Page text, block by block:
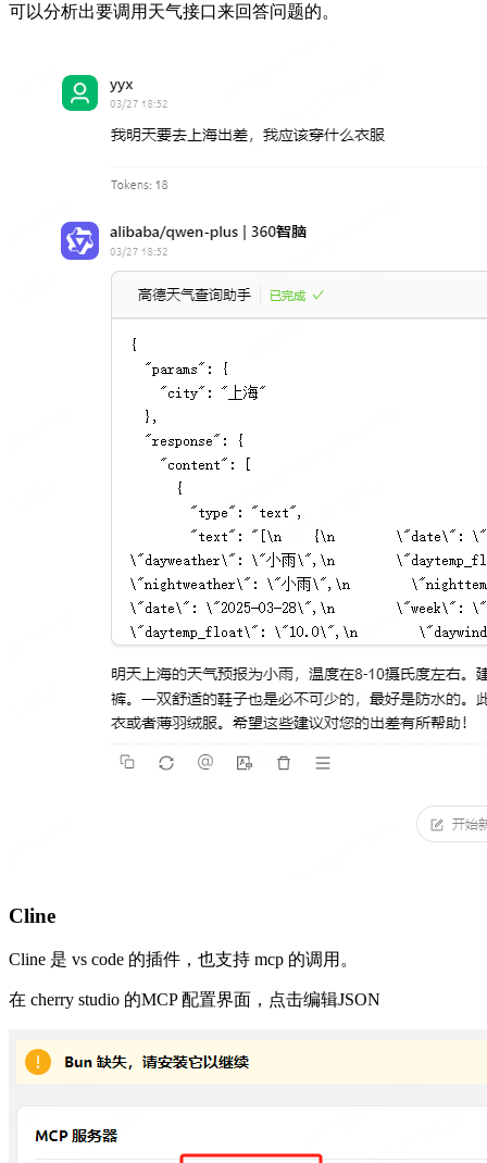
可以分析出要调用天气接口来回答问题的。
Cline
Cline 是 vs code 的插件，也支持 mcp 的调用。
在 cherry studio 的MCP 配置界面，点击编辑JSON